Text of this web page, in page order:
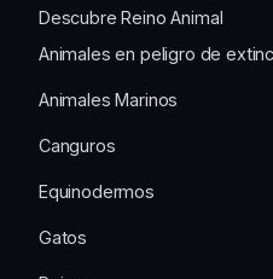
Descubre Reino Animal
Animales en peligro de
Animales Marinos
Canguros
Equinodermos
Gatos